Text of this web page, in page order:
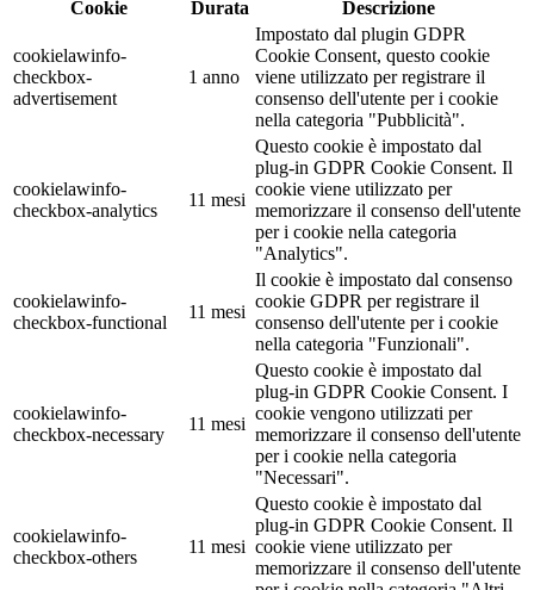
Cookie
Durata Descrizione
cookielawinfo-
checkbox-
advertisement
1 anno
Impostato dal plugin GDPR
Cookie Consent, questo cookie
viene utilizzato per registrare il
consenso dell'utente per i cookie
nella categoria "Pubblicità".
cookielawinfo-
checkbox-analytics
11 mesi
Questo cookie è impostato dal
plug-in GDPR Cookie Consent. Il
cookie viene utilizzato per
memorizzare il consenso dell'utente
per i cookie nella categoria
"Analytics".
cookielawinfo-
checkbox-functional
11 mesi
Il cookie è impostato dal consenso
cookie GDPR per registrare il
consenso dell'utente per i cookie
nella categoria "Funzionali".
cookielawinfo-
checkbox-necessary
11 mesi
Questo cookie è impostato dal
plug-in GDPR Cookie Consent. I
cookie vengono utilizzati per
memorizzare il consenso dell'utente
per i cookie nella categoria
"Necessari".
cookielawinfo-
checkbox-others
11 mesi
Questo cookie è impostato dal
plug-in GDPR Cookie Consent. Il
cookie viene utilizzato per
memorizzare il consenso dell'utente